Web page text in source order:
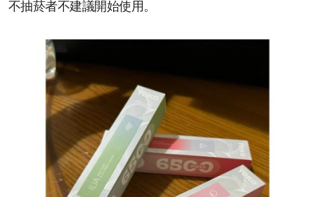
不抽菸者不建議開始使用。